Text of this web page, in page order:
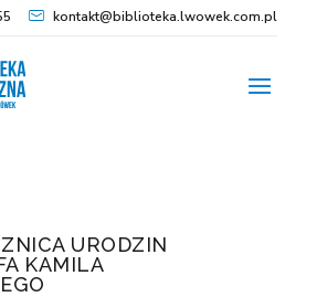
kontakt@biblioteka.lwowek.com.pl
URODZIN
KAMILA